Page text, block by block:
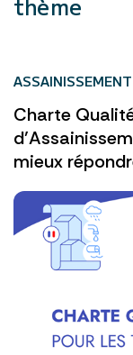
ASSAINISSEMENT
Charte
mieux